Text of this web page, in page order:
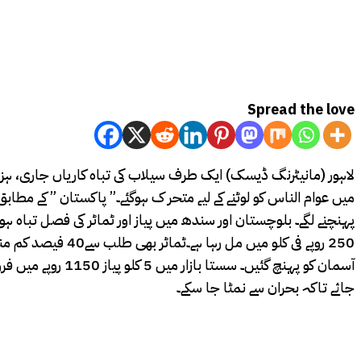
Spread the love
لاہور (مانیٹرنگ ڈیسک) ایک طرف سیلاب کی تباہ کاریاں جاری،
میں عوام الناس کو لوٹنے کے لیے متحر ک ہوگئے۔” پاکستان ” کے
آسمان کو پہنچ
جائے تاکہ بحران سے نمٹا جا سکے۔